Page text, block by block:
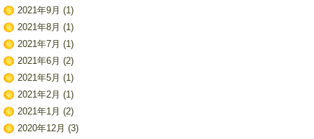
2021年9月 (1)
2021年8月 (1)
2021年7月 (1)
2021年6月 (2)
2021年5月 (1)
2021年2月 (1)
2021年1月 (2)
2020年12月 (3)